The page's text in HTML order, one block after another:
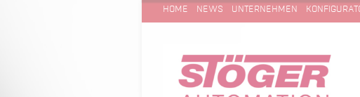
NAVIGATION
HOME NEWS UNTERNEHMEN